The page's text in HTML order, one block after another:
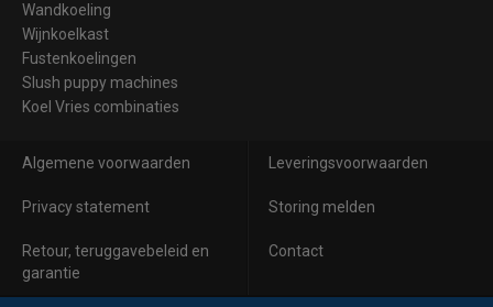
Wandkoeling
Wijnkoelkast
Fustenkoelingen
Slush puppy machines
Koel Vries combinaties
Algemene voorwaarden Leveringsvoorwaarden
Privacy statement Storing melden
Retour, teruggavebeleid en
garantie
Contact